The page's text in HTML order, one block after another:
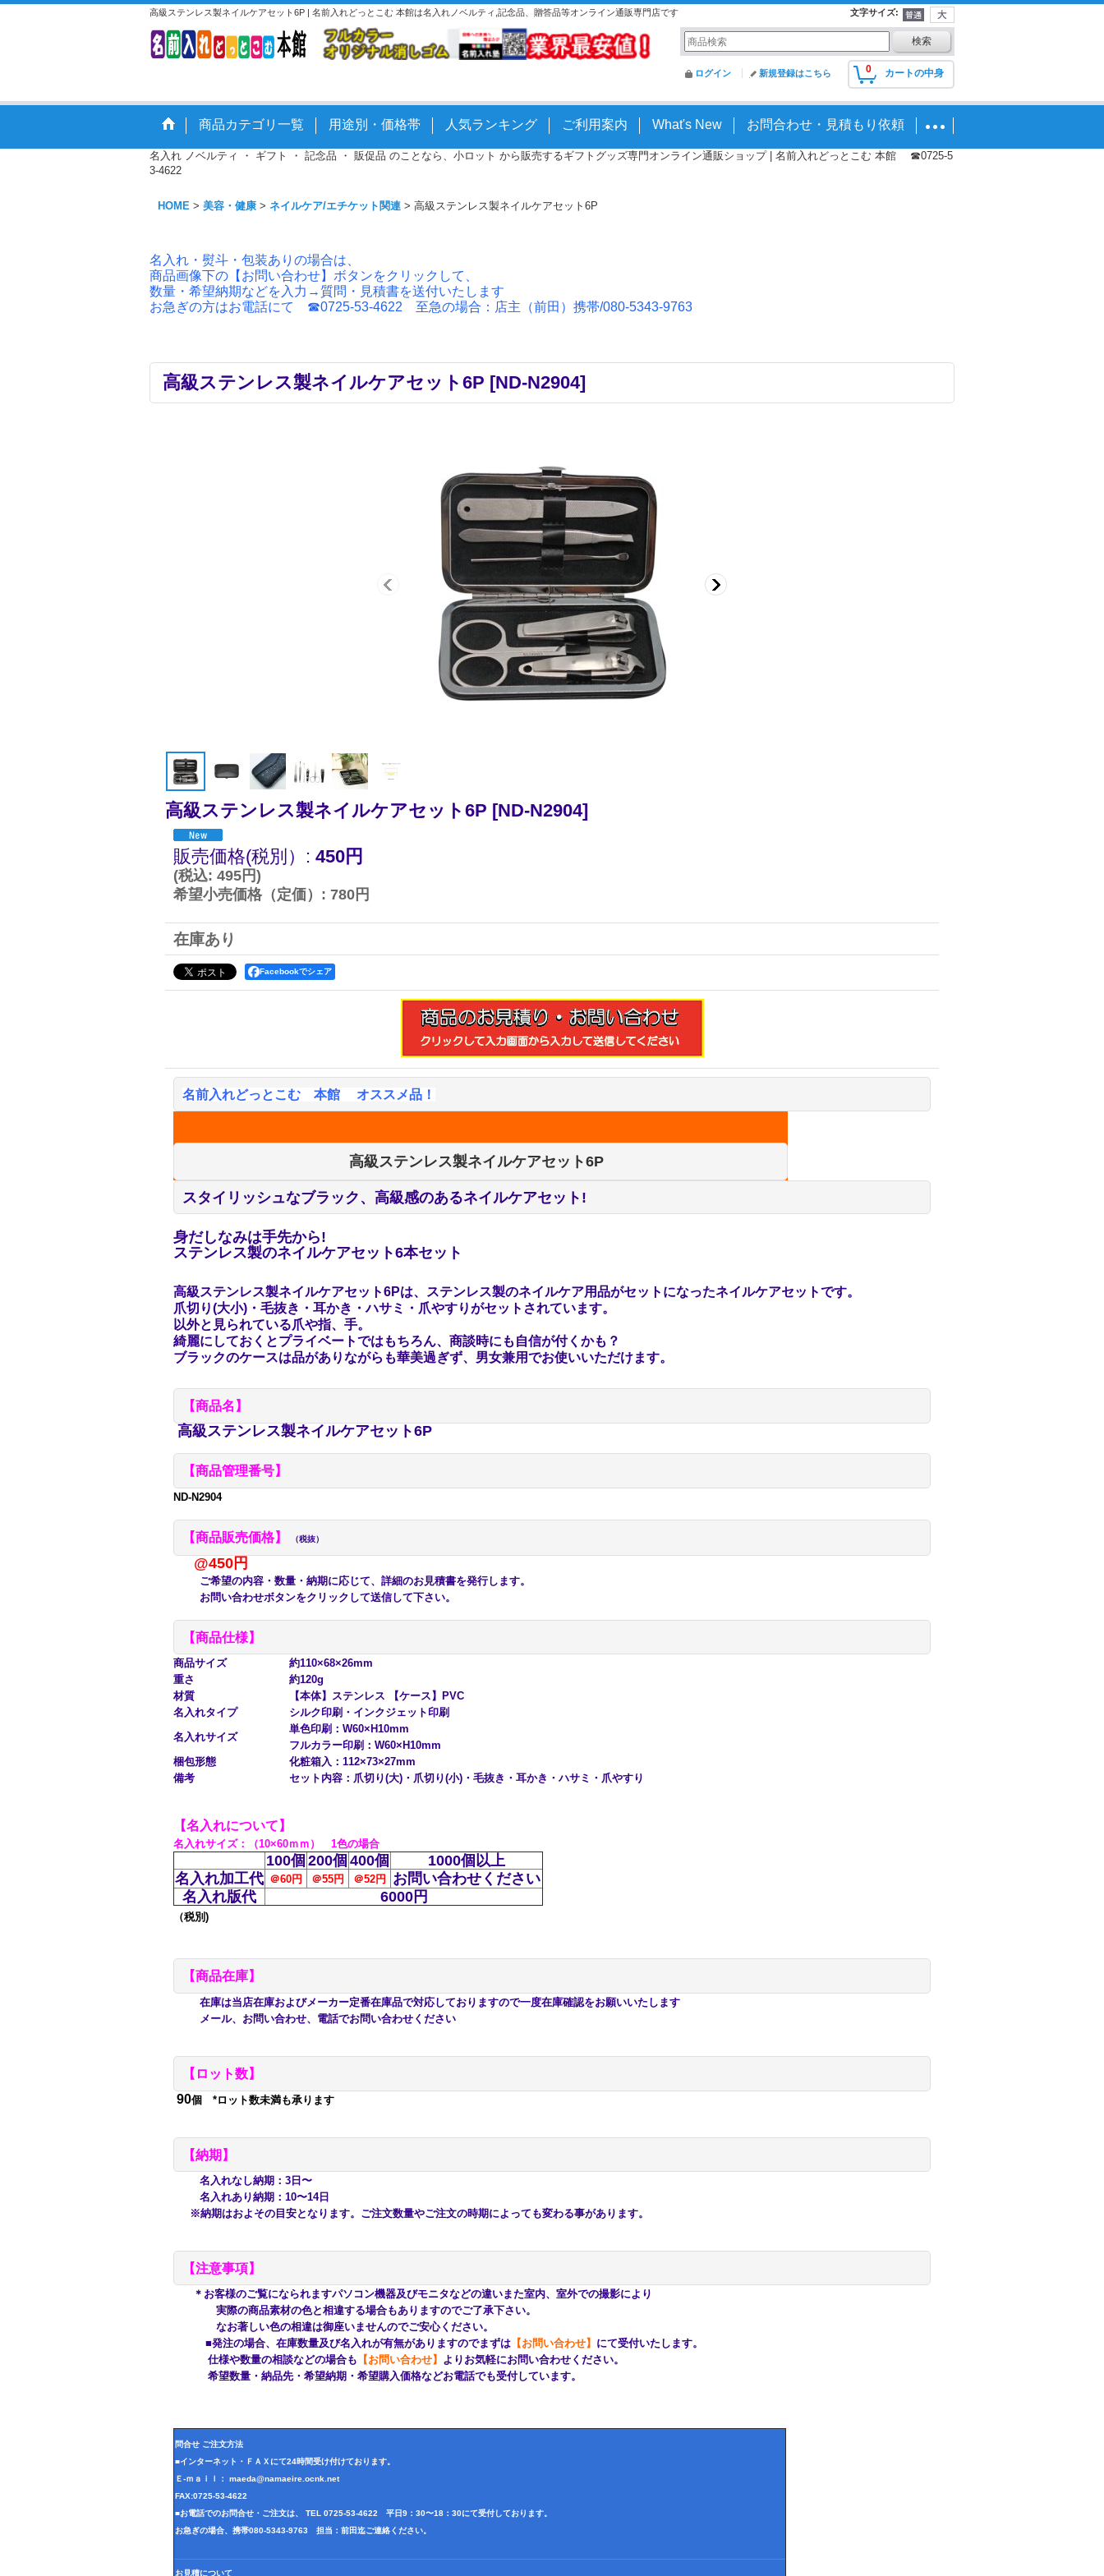
高級ステンレス製ネイルケアセット6P | 名前入れどっとこむ 本館は名入れノベルティ,記念品、贈答品等オンライン通販専門店です 文字サイズ:
0 カートの中身
ログイン 新規登録はこちら
商品カテゴリ一覧 用途別・価格帯 人気ランキング ご利用案内 What's New お問合わせ・見積もり依頼
名入れ ノベルティ ・ ギフト ・ 記念品 ・ 販促品 のことなら、小ロット から販売するギフトグッズ専門オンライン通販ショップ | 名前入れどっとこむ 本館 ☎0725-5
3-4622
HOME > 美容・健康 > ネイルケア/エチケット関連 > 高級ステンレス製ネイルケアセット6P
名入れ・熨斗・包装ありの場合は、
商品画像下の【お問い合わせ】ボタンをクリックして、
数量・希望納期などを入力→質問・見積書を送付いたします
お急ぎの方はお電話にて ☎0725-53-4622 至急の場合：店主（前田）携帯/080-5343-9763
高級ステンレス製ネイルケアセット6P [ND-N2904]
高級ステンレス製ネイルケアセット6P [ND-N2904]
販売価格(税別） : 450円
(税込: 495円)
希望小売価格（定価） : 780円
在庫あり
Facebookでシェア
名前入れどっとこむ 本館 オススメ品！
高級ステンレス製ネイルケアセット6P
スタイリッシュなブラック、 高級感のあるネイルケアセット!
身だしなみは手先から!
ステンレス製のネイルケアセット6本セット
高級ステンレス製ネイルケアセット6Pは、ステンレス製のネイルケア用品がセットになったネイルケアセットです。
爪切り(大小)・毛抜き・耳かき・ハサミ・爪やすりがセットされています。
以外と見られている爪や指、手。
綺麗にしておくとプライベートではもちろん、商談時にも自信が付くかも？
ブラックのケースは品がありながらも華美過ぎず、男女兼用でお使いいただけます。
【商品名】
高級ステンレス製ネイルケアセット6P
【商品管理番号】
ND-N2904
【商品販売価格】 （税抜）
@450円
ご希望の内容・数量・納期に応じて、詳細のお見積書を発行します。
お問い合わせボタンをクリックして送信して下さい。
【商品仕様】
商品サイズ
約110×68×26mm
重さ
約120g
材質
【本体】ステンレス 【ケース】PVC
名入れタイプ
シルク印刷・インクジェット印刷
名入れサイズ
単色印刷：W60×H10mm
フルカラー印刷：W60×H10mm
梱包形態
化粧箱入：112×73×27mm
備考
セット内容：爪切り(大)・爪切り(小)・毛抜き・耳かき・ハサミ・爪やすり
【名入れについて】
名入れサイズ：（10×60ｍｍ） 1色の場合
100個 200個 400個
1000個以上
名入れ加工代 ＠60円 ＠55円 ＠52円
お問い合わせください
名入れ版代
6000円
（税別)
【商品在庫】
在庫は当店在庫およびメーカー定番在庫品で対応しておりますので一度在庫確認をお願いいたします
メール、お問い合わせ、電話でお問い合わせください
【ロット数】
90個 *ロット数未満も承ります
【納期】
名入れなし納期：3日〜
名入れあり納期：10〜14日
※納期はおよその目安となります。ご注文数量やご注文の時期によっても変わる事があります。
【注意事項】
＊お客様のご覧になられますパソコン機器及びモニタなどの違いまた室内、室外での撮影により
実際の商品素材の色と相違する場合もありますのでご了承下さい。
なお著しい色の相違は御座いませんのでご安心ください。
■発注の場合、在庫数量及び名入れが有無がありますのでまずは 【お問い合わせ】 にて受付いたします。
仕様や数量の相談などの場合も 【お問い合わせ】 よりお気軽にお問い合わせください。
希望数量・納品先・希望納期・希望購入価格などお電話でも受付しています。
問合せ ご注文方法
■インターネット・ＦＡＸにて24時間受け付けております。
Ｅ-ｍａｉｌ： maeda@namaeire.ocnk.net
FAX:0725-53-4622
■お電話でのお問合せ・ご注文は、 TEL 0725-53-4622 平日9：30〜18：30にて受付しております。
お急ぎの場合、携帯080-5343-9763 担当：前田迄ご連絡ください。
お見積について